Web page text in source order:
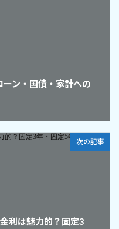
ン・国債・家計への
次の記事
利は魅力的？固定3